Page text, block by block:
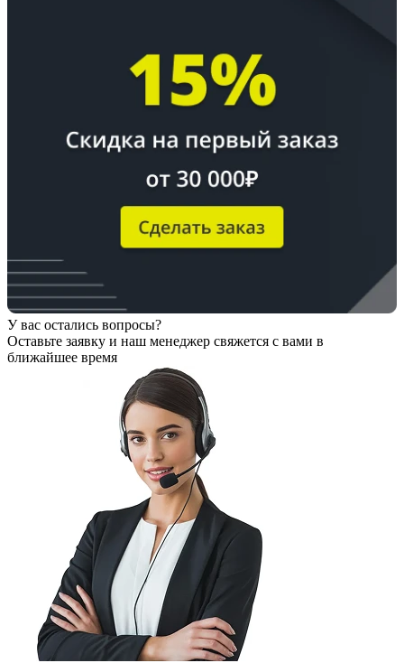
У вас остались вопросы?
Оставьте заявку и наш менеджер свяжется с вами в
ближайшее время